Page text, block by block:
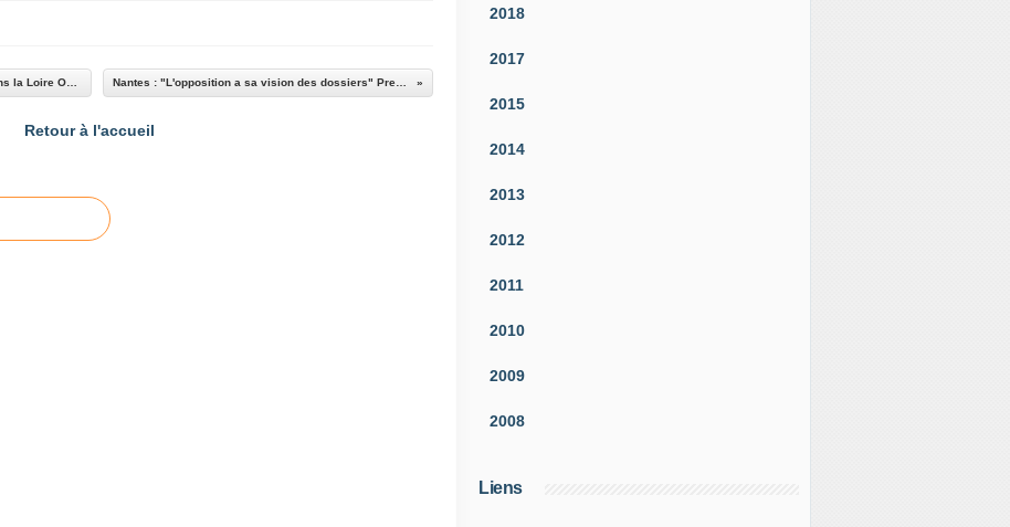
Retour à l'accueil
2018
2017
2015
2014
2013
2012
2011
2010
2009
2008
Liens